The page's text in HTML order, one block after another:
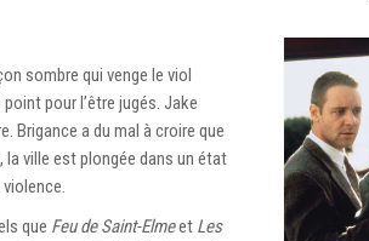
sombre qui venge le viol
pour l’être jugés. Jake
Brigance a du mal à croire que
la ville est plongée dans un état
que Feu de Saint-Elmeet Les